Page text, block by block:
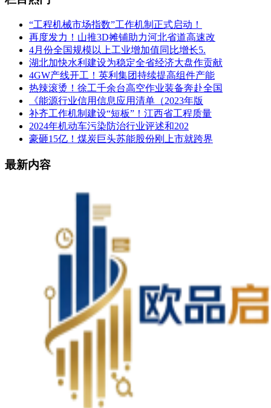
“工程机械市场指数”工作机制正式启动！
再度发力！山推3D摊铺助力河北省道高速改
4月份全国规模以上工业增加值同比增长5.
湖北加快水利建设为稳定全省经济大盘作贡献
4GW产线开工！英利集团持续提高组件产能
热辣滚烫！徐工千余台高空作业装备奔赴全国
《能源行业信用信息应用清单（2023年版
补齐工作机制建设“短板”！江西省工程质量
2024年机动车污染防治行业评述和202
豪砸15亿！煤炭巨头苏能股份刚上市就跨界
最新内容